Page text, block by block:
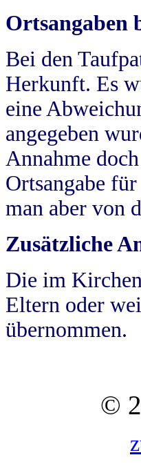
Ortsangaben
Bei den
Herkunft. Es
eine
angegeben
Annahme
Ortsangabe
man aber von
Zusätzliche
Die im
Eltern oder
übernommen.
©